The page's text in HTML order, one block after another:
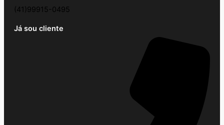
(41)99915-0495
Já sou cliente